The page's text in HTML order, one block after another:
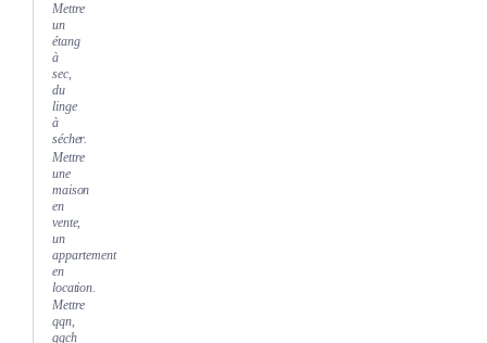
Mettre
un
étang
à
sec,
du
linge
à
sécher.
Mettre
une
maison
en
vente,
un
appartement
en
location.
Mettre
qqn,
qqch